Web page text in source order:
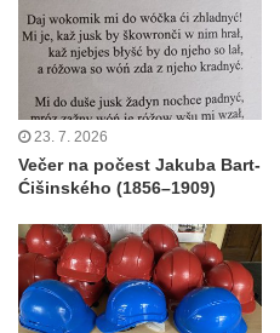
23. 7. 2026
Večer na počest Jakuba Bart-
Ćišinského (1856–1909)